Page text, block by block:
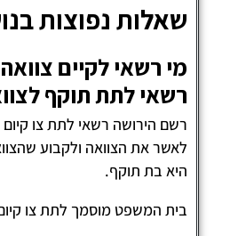
נפוצות בנושא
רשאי לקיים צוואה
לתת תוקף לצוואה?
הירושה רשאי לתת צו קיום צוואה
את הצוואה ולקבוע שהצוואה
בת תוקף.
המשפט מוסמך לתת צו קיום צוואה.